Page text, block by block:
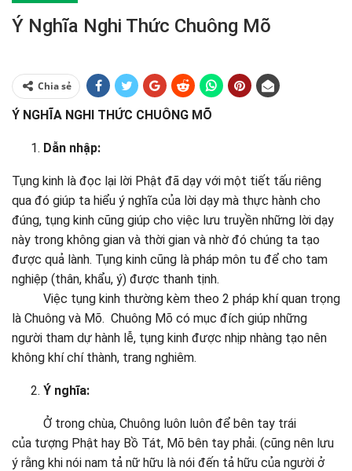
Ý Nghĩa Nghi Thức Chuông Mõ
Chia sẻ
Ý NGHĨA NGHI THỨC CHUÔNG MÕ
Dẫn nhập:
Tụng kinh là đọc lại lời Phật đã dạy với một tiết tấu riêng
qua đó giúp ta hiểu ý nghĩa của lời dạy mà thực hành cho
đúng, tụng kinh cũng giúp cho việc lưu truyền những lời dạy
này trong không gian và thời gian và nhờ đó chúng ta tạo
được quả lành. Tụng kinh cũng là pháp môn tu để cho tam
nghiệp (thân, khẩu, ý) được thanh tịnh.
Việc tụng kinh thường kèm theo 2 pháp khí quan trọng
là Chuông và Mõ. Chuông Mõ có mục đích giúp những
người tham dự hành lễ, tụng kinh được nhịp nhàng tạo nên
không khí chí thành, trang nghiêm.
Ý nghĩa:
Ở trong chùa, Chuông luôn luôn để bên tay trái
của tượng Phật hay Bồ Tát, Mõ bên tay phải. (cũng nên lưu
ý rằng khi nói nam tả nữ hữu là nói đến tả hữu của người ở